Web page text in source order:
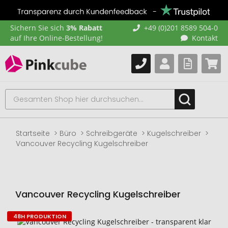
Sichern Sie sich 3% Rabatt
auf Ihre Online-Bestellung!
+49 (0)201 8589 504-0
Kontakt
Startseite Büro Schreibgeräte
Kugelschreiber
Vancouver Recycling Kugelschreiber
Vancouver Recycling Kugelschreiber
Zum
48H PRODUKTION